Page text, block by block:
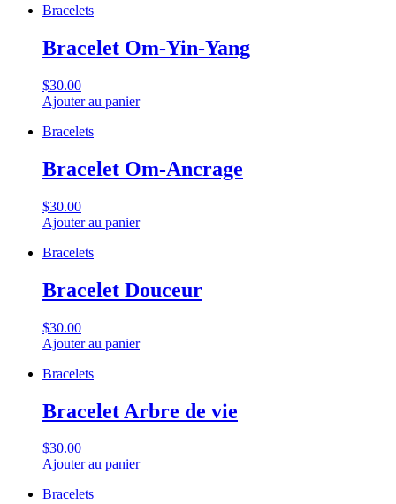
Bracelets
Bracelet Om-Yin-Yang
$30.00
Ajouter au panier
Bracelets
Bracelet Om-Ancrage
$30.00
Ajouter au panier
Bracelets
Bracelet Douceur
$30.00
Ajouter au panier
Bracelets
Bracelet Arbre de vie
$30.00
Ajouter au panier
Bracelets